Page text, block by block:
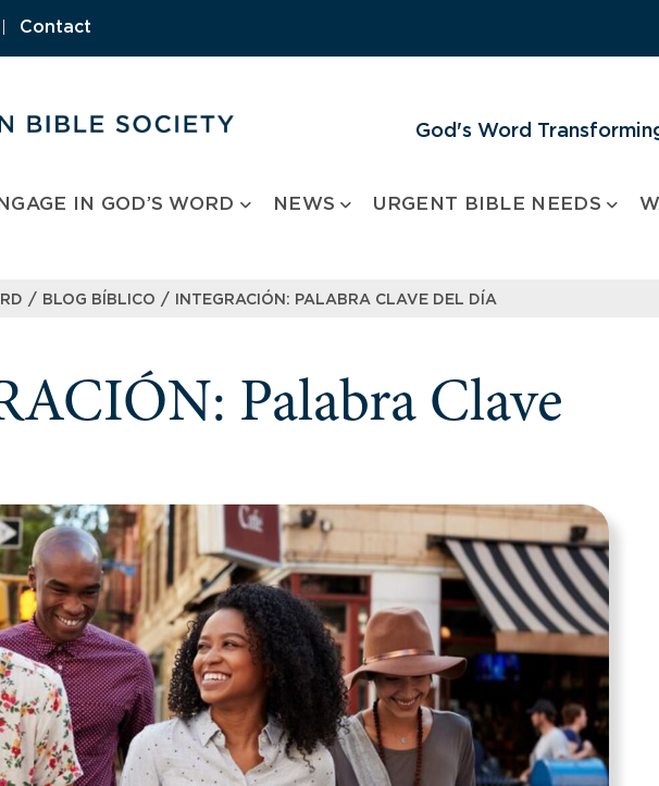
Contact
God's Word
IN GOD’S WORD NEWS URGENT BIBLE NEEDS
/ BLOG BÍBLICO / INTEGRACIÓN: PALABRA CLAVE DEL DÍA
Palabra Clave